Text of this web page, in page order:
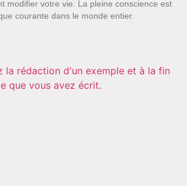
modifier votre vie. La pleine conscience est
courante dans le monde entier.